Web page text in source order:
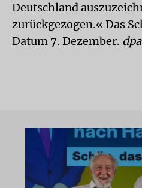
Deutschland
zurückgezogen.« Das
Datum 7. Dezember. dpa